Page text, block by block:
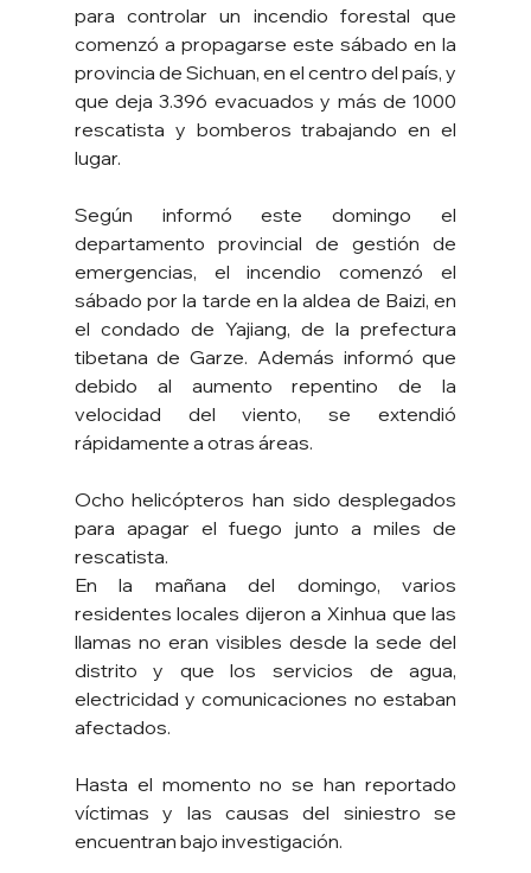
para controlar un incendio forestal que
comenzó a propagarse este sábado en la
provincia de Sichuan, en el centro del país, y
que deja 3.396 evacuados y más de 1000
rescatista y bomberos trabajando en el
lugar.
Según informó este domingo el
departamento provincial de gestión de
emergencias, el incendio comenzó el
sábado por la tarde en la aldea de Baizi, en
el condado de Yajiang, de la prefectura
tibetana de Garze. Además informó que
debido al aumento repentino de la
velocidad del viento, se extendió
rápidamente a otras áreas.
Ocho helicópteros han sido desplegados
para apagar el fuego junto a miles de
rescatista.
En la mañana del domingo, varios
residentes locales dijeron a Xinhua que las
llamas no eran visibles desde la sede del
distrito y que los servicios de agua,
electricidad y comunicaciones no estaban
afectados.
Hasta el momento no se han reportado
víctimas y las causas del siniestro se
encuentran bajo investigación.